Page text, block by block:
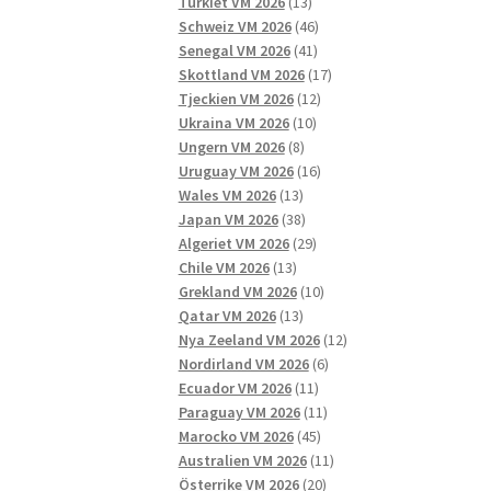
produkter
Schweiz VM 2026 4646
produkter
Senegal VM 2026 4141
produkter
Skottland VM 2026 1717
Tjeckien VM 2026 1212
produkter
Ukraina VM 2026 1010
Ungern VM 2026 88
produkter
Uruguay VM 2026 1616
Wales VM 2026 1313
produkter
Japan VM 2026 3838
produkter
Algeriet VM 2026 2929
Chile VM 2026 1313
produkter
Grekland VM 2026 1010
Qatar VM 2026 1313
produkter
Nya Zeeland VM 2026 1212
Nordirland VM 2026 66
Ecuador VM 2026 1111
produkter
Paraguay VM 2026 1111
Marocko VM 2026 4545
produkter
Australien VM 2026 1111
Österrike VM 2026 2020